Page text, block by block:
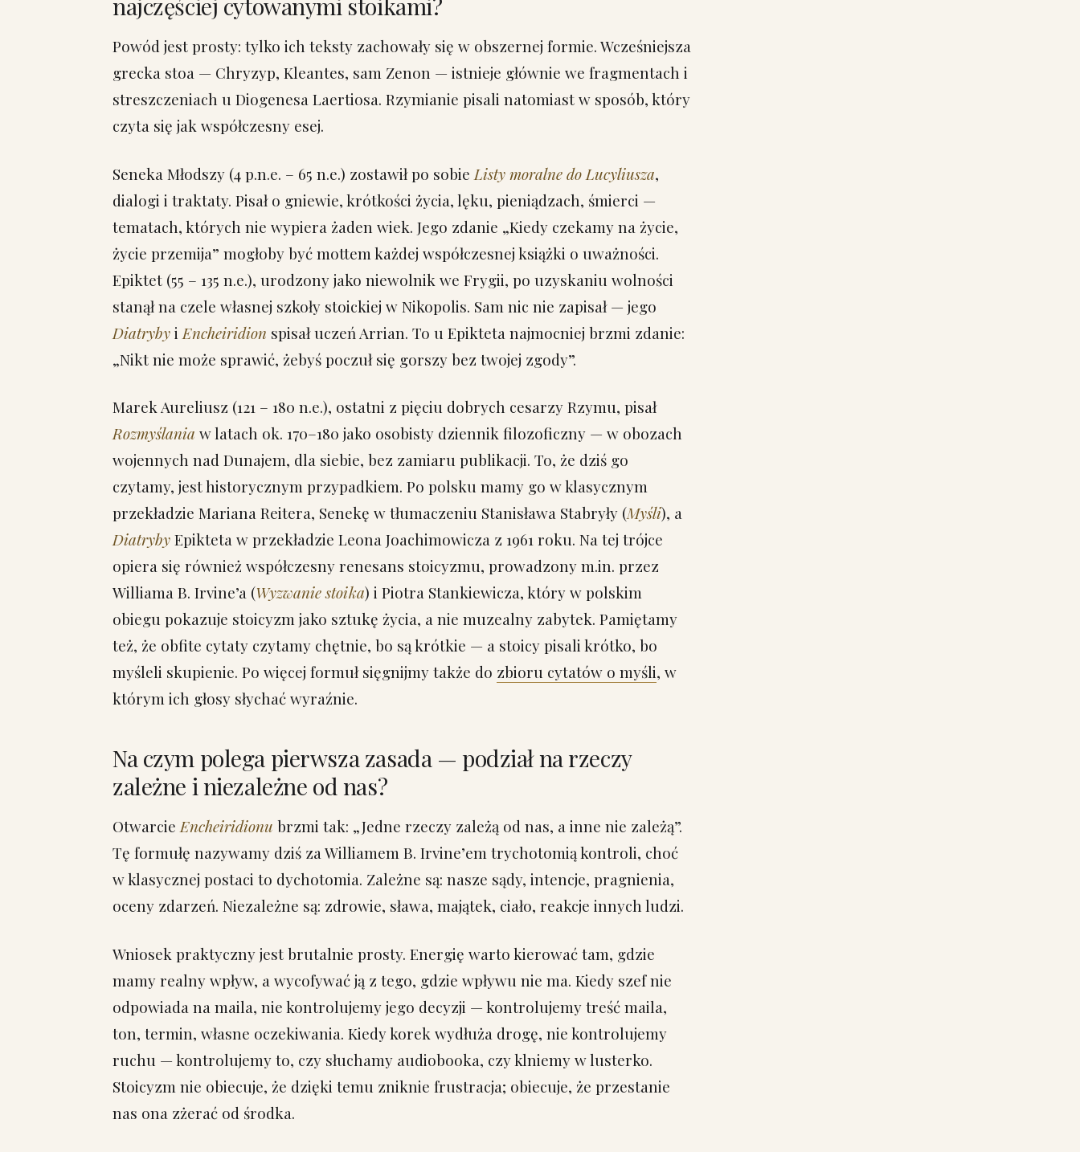
Powód jest prosty: tylko ich teksty zachowały się w obszernej formie. Wcześniejsza
grecka stoa — Chryzyp, Kleantes, sam Zenon — istnieje głównie we fragmentach i
streszczeniach u Diogenesa Laertiosa. Rzymianie pisali natomiast w sposób, który
czyta się jak współczesny esej.
Seneka Młodszy (4 p.n.e. – 65 n.e.) zostawił po sobie Listy moralne do Lucyliusza,
dialogi i traktaty. Pisał o gniewie, krótkości życia, lęku, pieniądzach, śmierci —
tematach, których nie wypiera żaden wiek. Jego zdanie „Kiedy czekamy na życie,
życie przemija” mogłoby być mottem każdej współczesnej książki o uważności.
Epiktet (55 – 135 n.e.), urodzony jako niewolnik we Frygii, po uzyskaniu wolności
stanął na czele własnej szkoły stoickiej w Nikopolis. Sam nic nie zapisał — jego
Diatryby i Encheiridion spisał uczeń Arrian. To u Epikteta najmocniej brzmi zdanie:
„Nikt nie może sprawić, żebyś poczuł się gorszy bez twojej zgody”.
Marek Aureliusz (121 – 180 n.e.), ostatni z pięciu dobrych cesarzy Rzymu, pisał
Rozmyślania w latach ok. 170–180 jako osobisty dziennik filozoficzny — w obozach
wojennych nad Dunajem, dla siebie, bez zamiaru publikacji. To, że dziś go
czytamy, jest historycznym przypadkiem. Po polsku mamy go w klasycznym
przekładzie Mariana Reitera, Senekę w tłumaczeniu Stanisława Stabryły (Myśli), a
Diatryby Epikteta w przekładzie Leona Joachimowicza z 1961 roku. Na tej trójce
opiera się również współczesny renesans stoicyzmu, prowadzony m.in. przez
Williama B. Irvine’a (Wyzwanie stoika) i Piotra Stankiewicza, który w polskim
obiegu pokazuje stoicyzm jako sztukę życia, a nie muzealny zabytek. Pamiętamy
też, że obfite cytaty czytamy chętnie, bo są krótkie — a stoicy pisali krótko, bo
myśleli skupienie. Po więcej formuł sięgnijmy także do zbioru cytatów o myśli, w
którym ich głosy słychać wyraźnie.
Na czym polega pierwsza zasada — podział na rzeczy
zależne i niezależne od nas?
OtwarcieEncheiridionu brzmi tak: „Jedne rzeczy zależą od nas, a inne nie zależą”.
Tę formułę nazywamy dziś za Williamem B. Irvine’em trychotomią kontroli, choć
w klasycznej postaci to dychotomia. Zależne są: nasze sądy, intencje, pragnienia,
oceny zdarzeń. Niezależne są: zdrowie, sława, majątek, ciało, reakcje innych ludzi.
Wniosek praktyczny jest brutalnie prosty. Energię warto kierować tam, gdzie
mamy realny wpływ, a wycofywać ją z tego, gdzie wpływu nie ma. Kiedy szef nie
odpowiada na maila, nie kontrolujemy jego decyzji — kontrolujemy treść maila,
ton, termin, własne oczekiwania. Kiedy korek wydłuża drogę, nie kontrolujemy
ruchu — kontrolujemy to, czy słuchamy audiobooka, czy klniemy w lusterko.
Stoicyzm nie obiecuje, że dzięki temu zniknie frustracja; obiecuje, że przestanie
nas ona zżerać od środka.